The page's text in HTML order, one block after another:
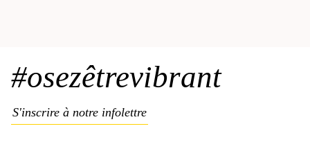
#osezêtrevibrant
S'inscrire à notre infolettre